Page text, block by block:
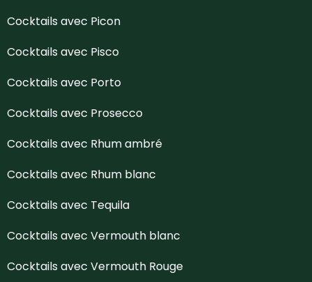
Cocktails avec Picon
Cocktails avec Pisco
Cocktails avec Porto
Cocktails avec Prosecco
Cocktails avec Rhum ambré
Cocktails avec Rhum blanc
Cocktails avec Tequila
Cocktails avec Vermouth blanc
Cocktails avec Vermouth Rouge